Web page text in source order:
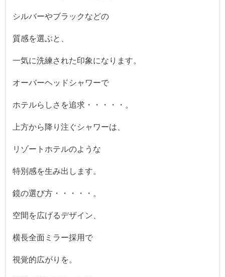
シルバーやブラックなどの
質感を選ぶと、
一気に洗練された印象になります。
オーバーヘッドシャワーで
ホテルらしさを追求・・・・・。
上方から降り注ぐシャワーは、
リゾートホテルのような
特別感を生み出します。
鏡の選び方・・・・・。
空間を広げるデザイン、
横長全面ミラー採用で
視覚的広がりを。